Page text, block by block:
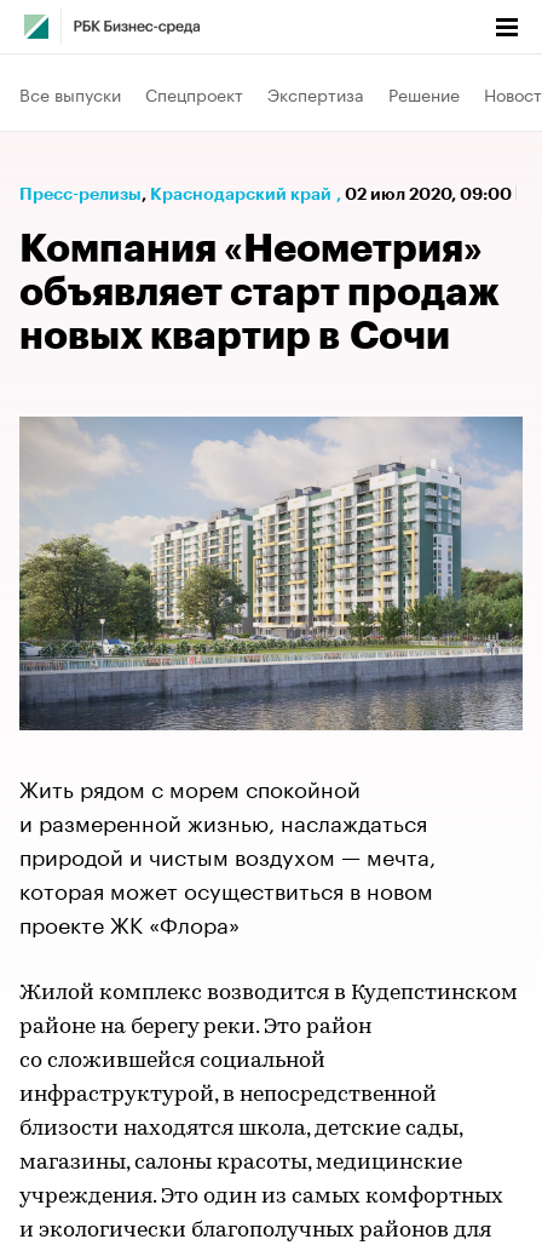
Все выпуски Спецпроект Экспертиза Решение
Пресс-релизы⁠, Краснодарский край , 02 июл 2020, 09:00
Компания «Неометрия»
объявляет старт продаж
новых квартир в Сочи
Жить рядом с морем спокойной
и размеренной жизнью, наслаждаться
природой и чистым воздухом — мечта,
которая может осуществиться в новом
проекте ЖК «Флора»
Жилой комплекс возводится в Кудепстинском
районе на берегу реки. Это район
со сложившейся социальной
инфраструктурой, в непосредственной
близости находятся школа, детские сады,
магазины, салоны красоты, медицинские
учреждения. Это один из самых комфортных
и экологически благополучных районов для